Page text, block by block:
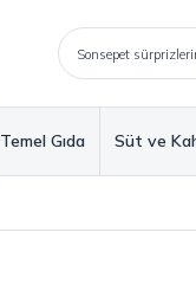
Temel Gıda Süt ve